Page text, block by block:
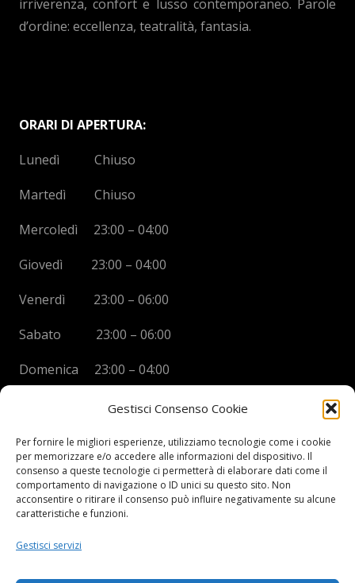
Gestisci Consenso Cookie
Per fornire le migliori esperienze, utilizziamo tecnologie come i cookie
per memorizzare e/o accedere alle informazioni del dispositivo. Il
consenso a queste tecnologie ci permetterà di elaborare dati come il
comportamento di navigazione o ID unici su questo sito. Non
acconsentire o ritirare il consenso può influire negativamente su alcune
caratteristiche e funzioni.
Gestisci servizi
irriverenza, confort e lusso contemporaneo. Parole
d’ordine: eccellenza, teatralità, fantasia.
ORARI DI APERTURA:
Lunedì Chiuso
Martedì Chiuso
Mercoledì 23:00 – 04:00
Giovedì 23:00 – 04:00
Venerdì 23:00 – 06:00
Sabato 23:00 – 06:00
Domenica 23:00 – 04:00
BOYS DISCO VICENZA
Via Oreficeria, 68 –36100 Vicenza (VI)
Tel.+39 0444 960737
P.I.03908300241